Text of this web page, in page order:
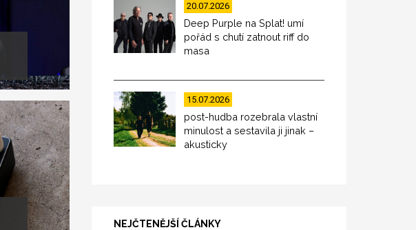
20.07.2026
Deep Purple na Splat! umí
pořád s chutí zatnout riff do
masa
15.07.2026
post-hudba rozebrala vlastní
minulost a sestavila ji jinak –
akusticky
NEJČTENĚJŠÍ ČLÁNKY